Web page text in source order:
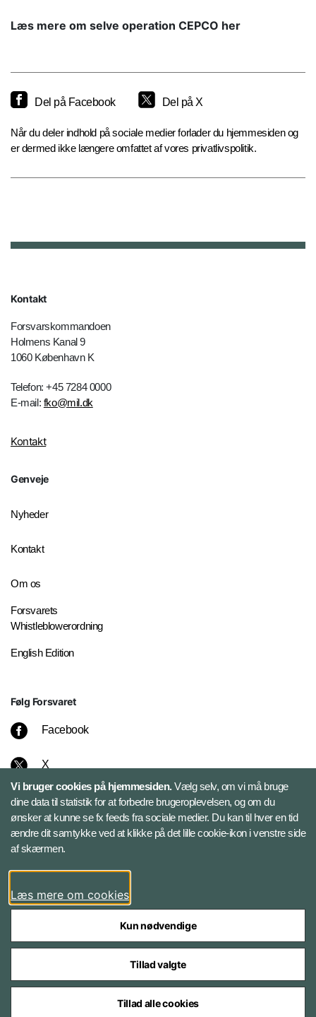
Læs mere om selve operation CEPCO her
Del på Facebook Del på X
Når du deler indhold på sociale medier forlader du hjemmesiden og
er dermed ikke længere omfattet af vores privatlivspolitik.
Kontakt
Forsvarskommandoen
Holmens Kanal 9
1060 København K
Telefon: +45 7284 0000
E-mail: fko@mil.dk
Kontakt
Genveje
Nyheder
Kontakt
Om os
Forsvarets
Whistleblowerordning
English Edition
Følg Forsvaret
Facebook
X
Instagram
Bluesky
LinkedIn
Styrelser og myndigheder under Forsvarsministeriet
Vi bruger cookies på hjemmesiden.Vælg selv, om vi må bruge
dine data til statistik for at forbedre brugeroplevelsen, og om du
ønsker at kunne se fx feeds fra sociale medier. Du kan til hver en tid
ændre dit samtykke ved at klikke på det lille cookie-ikon i venstre side
af skærmen.
Læs mere om cookies
Kun nødvendige
Tillad valgte
Tillad alle cookies